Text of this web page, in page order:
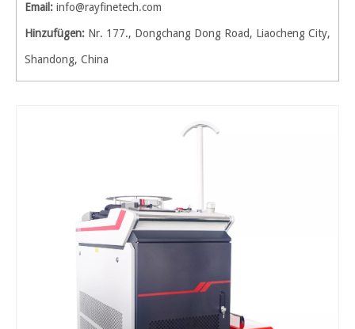
Email: info@rayfinetech.com
Hinzufügen: Nr. 177., Dongchang Dong Road, Liaocheng City,
Shandong, China